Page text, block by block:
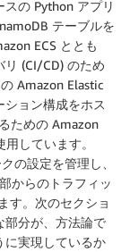
の Python アプリ
テーブルを
ECS ととも
リ (CI/CD) のため
Amazon Elastic
ション構成をホス
ための Amazon
しています。
の設定を管理し、
からのトラフィッ
す。次のセクショ
部分が、方法論で
に実現しているか